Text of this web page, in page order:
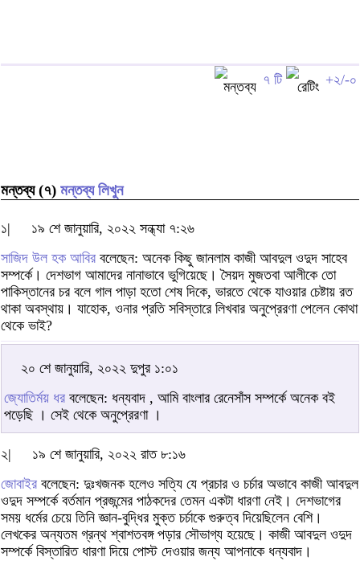
৭ টি +২/-০
মন্তব্য (৭) মন্তব্য লিখুন
১|
১৯ শে জানুয়ারি, ২০২২ সন্ধ্যা ৭:২৬
সাজিদ উল হক আবির বলেছেন: অনেক কিছু জানলাম কাজী আবদুল ওদুদ সাহেব
সম্পর্কে। দেশভাগ আমাদের নানাভাবে ভুগিয়েছে। সৈয়দ মুজতবা আলীকে তো
পাকিস্তানের চর বলে গাল পাড়া হতো শেষ দিকে, ভারতে থেকে যাওয়ার চেষ্টায় রত
থাকা অবস্থায়। যাহোক, ওনার প্রতি সবিস্তারে লিখবার অনুপ্রেরণা পেলেন কোথা
থেকে ভাই?
২০ শে জানুয়ারি, ২০২২ দুপুর ১:০১
জ্যোতির্ময় ধর বলেছেন: ধন্যবাদ , আমি বাংলার রেনেসাঁস সম্পর্কে অনেক বই
পড়েছি । সেই থেকে অনুপ্রেরণা ।
২|
১৯ শে জানুয়ারি, ২০২২ রাত ৮:১৬
জোবাইর বলেছেন: দুঃখজনক হলেও সত্যি যে প্রচার ও চর্চার অভাবে কাজী আবদুল
ওদুদ সম্পর্কে বর্তমান প্রজন্মের পাঠকদের তেমন একটা ধারণা নেই। দেশভাগের
সময় ধর্মের চেয়ে তিনি জ্ঞান-বুদ্ধির মুক্ত চর্চাকে গুরুত্ব দিয়েছিলেন বেশি।
লেখকের অন্যতম গ্রন্থ শ্বাশতবঙ্গ পড়ার সৌভাগ্য হয়েছে। কাজী আবদুল ওদুদ
সম্পর্কে বিস্তারিত ধারণা দিয়ে পোস্ট দেওয়ার জন্য আপনাকে ধন্যবাদ।